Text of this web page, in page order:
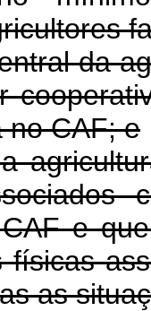
da
no CAF; e
e
físicas
as